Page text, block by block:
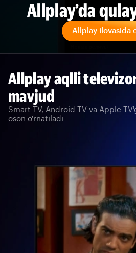
Allplay’da
Allplay ilovasida
Allplay aqlli
mavjud
Smart TV, Android TV va Apple
oson o'rnatiladi